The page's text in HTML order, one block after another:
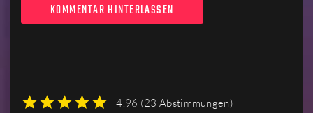
KOMMENTAR HINTERLASSEN
4.96 (23 Abstimmungen)